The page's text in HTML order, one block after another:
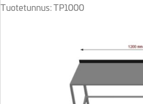
Tuotetunnus: TP1000